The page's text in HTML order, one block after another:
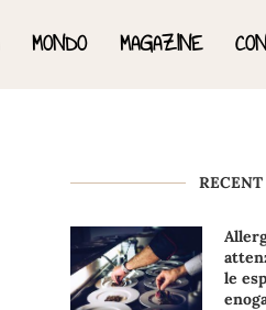
MONDO MAGAZINE
RECENT
le